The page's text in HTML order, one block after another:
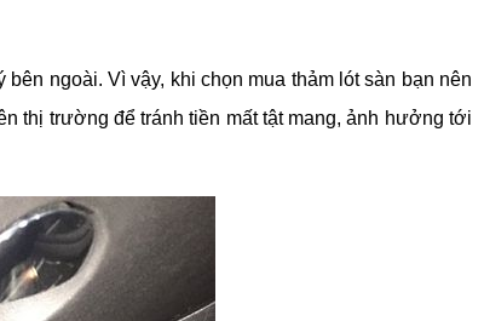
ngoài. Vì vậy, khi chọn mua thảm lót sàn bạn nên
thị trường để tránh tiền mất tật mang, ảnh hưởng tới